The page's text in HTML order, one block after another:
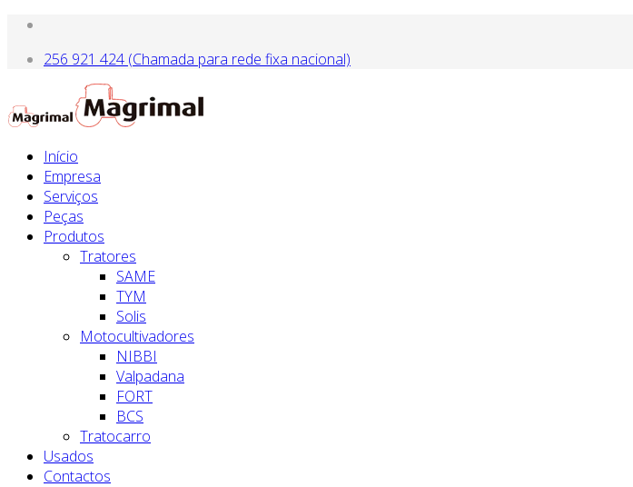
256 921 424 (Chamada para rede fixa nacional)
Início
Empresa
Serviços
Peças
Produtos
Tratores
SAME
TYM
Solis
Motocultivadores
NIBBI
Valpadana
FORT
BCS
Tratocarro
Usados
Contactos